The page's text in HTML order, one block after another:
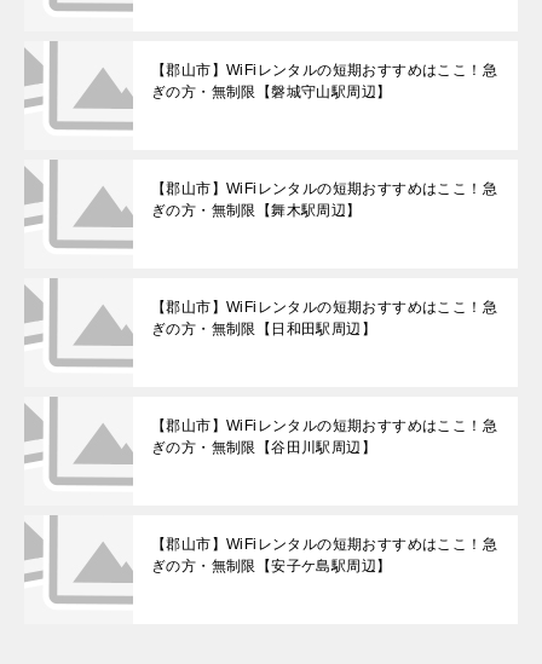
【郡山市】WiFiレンタルの短期おすすめはここ！急
ぎの方・無制限【磐城守山駅周辺】
【郡山市】WiFiレンタルの短期おすすめはここ！急
ぎの方・無制限【舞木駅周辺】
【郡山市】WiFiレンタルの短期おすすめはここ！急
ぎの方・無制限【日和田駅周辺】
【郡山市】WiFiレンタルの短期おすすめはここ！急
ぎの方・無制限【谷田川駅周辺】
【郡山市】WiFiレンタルの短期おすすめはここ！急
ぎの方・無制限【安子ケ島駅周辺】